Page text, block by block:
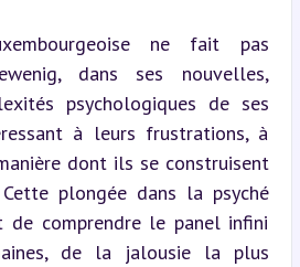
ne fait pas
dans ses nouvelles,
psychologiques de ses
à leurs frustrations, à
dont ils se construisent
plongée dans la psyché
de comprendre le panel infini
de la jalousie la plus